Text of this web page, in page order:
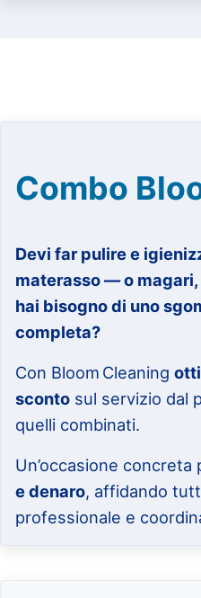
Combo
Devi far pulire e
materasso — o
hai bisogno di uno
completa?
Con Bloom Cleaning
sconto sul servizio dal
quelli combinati.
Un’occasione concreta
e denaro, affidando
professionale e